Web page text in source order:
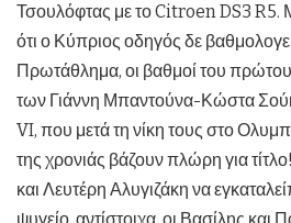
Τσουλόφτας με το Citroen DS3 R5.
ότι ο Κύπριος οδηγός δε
Πρωτάθλημα, οι βαθμοί του πρώτου
των Γιάννη Μπαντούνα-Κώστα
VI, που μετά τη νίκη τους στο
της χρονιάς βάζουν πλώρη για
και Λευτέρη Αλυγιζάκη να